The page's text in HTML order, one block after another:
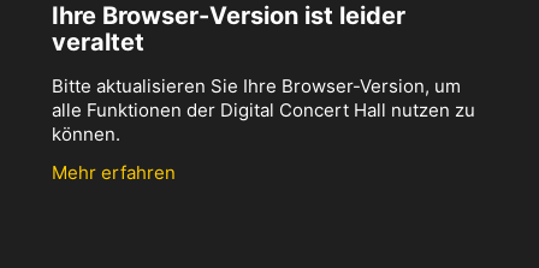
Ihre Browser-Version ist leider
veraltet
Bitte aktualisieren Sie Ihre Browser-Version, um
alle Funktionen der Digital Concert Hall nutzen zu
können.
Mehr erfahren